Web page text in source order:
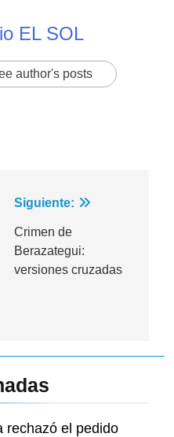
EL SOL
author's posts
Siguiente:
Crimen de
Berazategui:
versiones cruzadas
rechazó el pedido